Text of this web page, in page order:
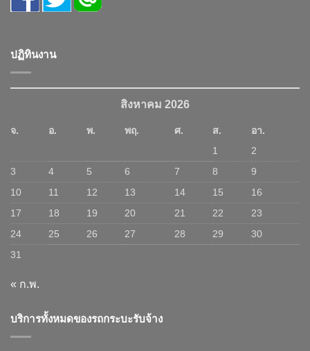
ปฏิทินงาน
สิงหาคม 2026
จ. อ. พ. พฤ. ศ. ส.
อา.
1
2
3
4 5 6 7 8
9
10
11 12 13 14 15
16
17
18 19 20 21 22
23
24
25 26 27 28 29
30
31
« ก.พ.
บริการทั้งหมดของรถกระบะรับจ้าง